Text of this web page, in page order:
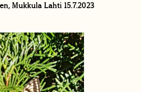
Mukkula Lahti 15.7.2023